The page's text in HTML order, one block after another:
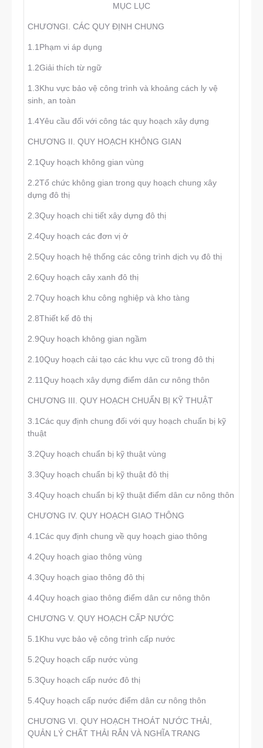
MỤC LỤC
CHƯƠNGI. CÁC QUY ĐỊNH CHUNG
1.1Phạm vi áp dụng
1.2Giải thích từ ngữ
1.3Khu vực bảo vệ công trình và khoảng cách ly vệ
sinh, an toàn
1.4Yêu cầu đối với công tác quy hoạch xây dựng
CHƯƠNG II. QUY HOẠCH KHÔNG GIAN
2.1Quy hoạch không gian vùng
2.2Tổ chức không gian trong quy hoạch chung xây
dựng đô thị
2.3Quy hoạch chi tiết xây dựng đô thị
2.4Quy hoạch các đơn vị ở
2.5Quy hoạch hệ thống các công trình dịch vụ đô thị
2.6Quy hoạch cây xanh đô thị
2.7Quy hoạch khu công nghiệp và kho tàng
2.8Thiết kế đô thị
2.9Quy hoạch không gian ngầm
2.10Quy hoạch cải tạo các khu vực cũ trong đô thị
2.11Quy hoạch xây dựng điểm dân cư nông thôn
CHƯƠNG III. QUY HOẠCH CHUẨN BỊ KỸ THUẬT
3.1Các quy định chung đối với quy hoạch chuẩn bị kỹ
thuật
3.2Quy hoạch chuẩn bị kỹ thuật vùng
3.3Quy hoạch chuẩn bị kỹ thuật đô thị
3.4Quy hoạch chuẩn bị kỹ thuật điểm dân cư nông thôn
CHƯƠNG IV. QUY HOẠCH GIAO THÔNG
4.1Các quy định chung về quy hoạch giao thông
4.2Quy hoạch giao thông vùng
4.3Quy hoạch giao thông đô thị
4.4Quy hoạch giao thông điểm dân cư nông thôn
CHƯƠNG V. QUY HOẠCH CẤP NƯỚC
5.1Khu vực bảo vệ công trình cấp nước
5.2Quy hoạch cấp nước vùng
5.3Quy hoạch cấp nước đô thị
5.4Quy hoạch cấp nước điểm dân cư nông thôn
CHƯƠNG VI. QUY HOẠCH THOÁT NƯỚC THẢI,
QUẢN LÝ CHẤT THẢI RẮN VÀ NGHĨA TRANG